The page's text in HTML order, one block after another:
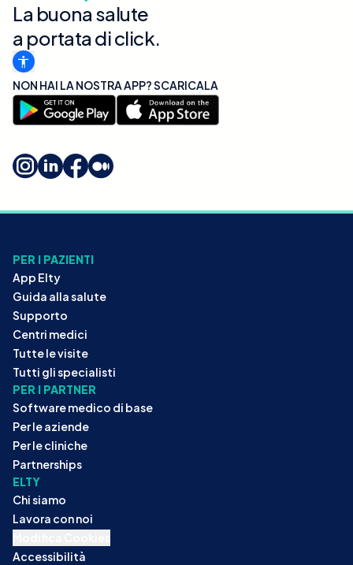
La buona salute
a portata di click.
NON HAI LA NOSTRA APP? SCARICALA
PER I PAZIENTI
App Elty
Guida alla salute
Supporto
Centri medici
Tutte le visite
Tutti gli specialisti
PER I PARTNER
Software medico di base
Per le aziende
Per le cliniche
Partnerships
ELTY
Chi siamo
Lavora con noi
Accessibilità